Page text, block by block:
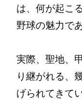
は、何が起こ
野球の魅力であ
実際、聖地、
り継がれる、
げられてきてい